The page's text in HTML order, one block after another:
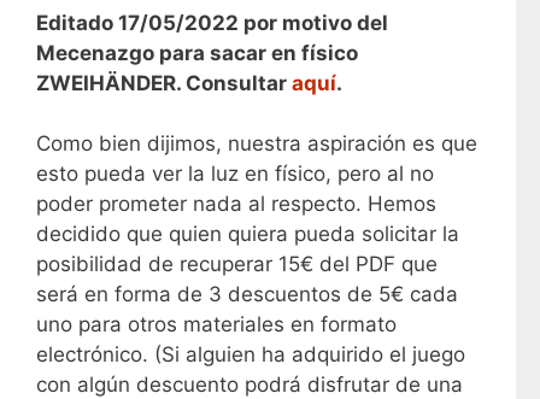
Editado 17/05/2022 por motivo del
Mecenazgo para sacar en físico
ZWEIHÄNDER. Consultar aquí.
Como bien dijimos, nuestra aspiración es que
esto pueda ver la luz en físico, pero al no
poder prometer nada al respecto. Hemos
decidido que quien quiera pueda solicitar la
posibilidad de recuperar 15€ del PDF que
será en forma de 3 descuentos de 5€ cada
uno para otros materiales en formato
electrónico. (Si alguien ha adquirido el juego
con algún descuento podrá disfrutar de una